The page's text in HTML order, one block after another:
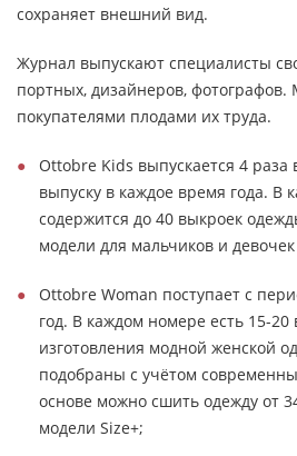
сохраняет внешний вид.
Журнал выпускают специалисты
портных, дизайнеров,
покупателями плодами их труда.
Ottobre Kids выпускается 4
выпуску в каждое время года. В
содержится до 40 выкроек
модели для мальчиков и
Ottobre Woman поступает с
год. В каждом номере есть 15-20
изготовления модной женской
подобраны с учётом
основе можно сшить одежду от
модели Size+;